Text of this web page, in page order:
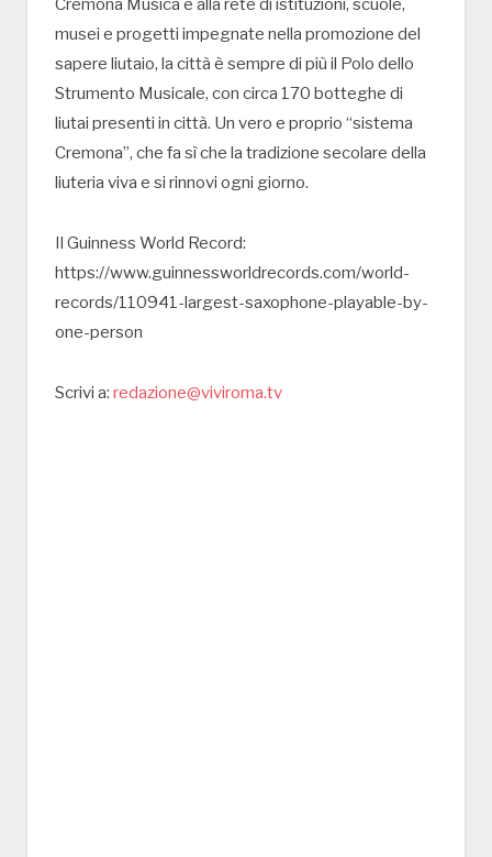
Cremona Musica e alla rete di istituzioni, scuole,
musei e progetti impegnate nella promozione del
sapere liutaio, la città è sempre di più il Polo dello
Strumento Musicale, con circa 170 botteghe di
liutai presenti in città. Un vero e proprio “sistema
Cremona”, che fa sì che la tradizione secolare della
liuteria viva e si rinnovi ogni giorno.
Il Guinness World Record:
https://www.guinnessworldrecords.com/world-
records/110941-largest-saxophone-playable-by-
one-person
Scrivi a: redazione@viviroma.tv